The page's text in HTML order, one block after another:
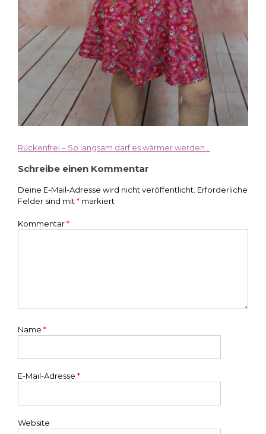
Beitragsnavigation
Rückenfrei – So langsam darf es wärmer werden…
Schreibe einen Kommentar
Deine E-Mail-Adresse wird nicht veröffentlicht. Erforderliche
Felder sind mit * markiert
Kommentar*
Name *
E-Mail-Adresse *
Website